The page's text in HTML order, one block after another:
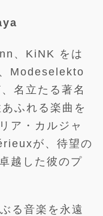
、KiNK をは
Modeselekto
名立たる著名
ふれる楽曲を
ア・カルジャ
が、待望の
越した彼のプ
る音楽を永遠